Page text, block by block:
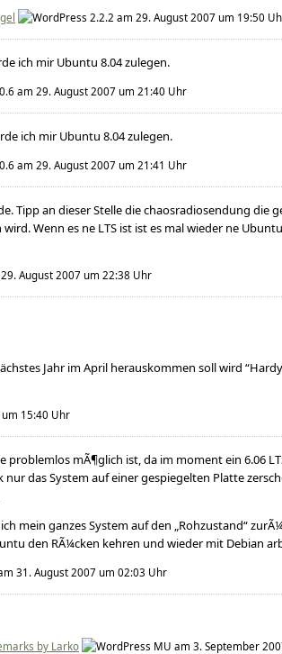
am 29. August 2007 um 19:50
ich mir Ubuntu 8.04 zulegen.
am 29. August 2007 um 21:40 Uhr
ich mir Ubuntu 8.04 zulegen.
am 29. August 2007 um 21:41 Uhr
Tipp an dieser Stelle die chaosradiosendung die
Wenn es ne LTS ist ist es mal wieder ne
August 2007 um 22:38 Uhr
Jahr im April herauskommen soll wird
15:40 Uhr
problemlos mÃ¶glich ist, da im moment ein 6.06
das System auf einer gespiegelten Platte
mein ganzes System auf den „Rohzustand“
den RÃ¼cken kehren und wieder mit Debian
31. August 2007 um 02:03 Uhr
by Larko am 3. September